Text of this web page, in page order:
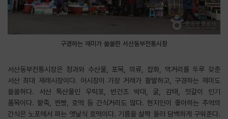
구경하는 재미가 쏠쏠한 서산동부전통시장
서산동부전통시장은 청과와 수산물, 포목, 의류, 잡화, 먹거리를 두루 갖춘
서산 최대 재래시장이다. 어시장이 가장 거래가 활발하고, 구경하는 재미도
쏠쏠하다. 서산 특산물인 우럭포, 반건조 박대, 굴, 감태, 젓갈이 인기
품목이다. 팥죽, 찐빵, 호떡 등 간식거리도 많다. 현지인이 좋아하는 추억의
간식은 노포에서 파는 옛날식 호떡이다. 기름을 살짝 둘러 담백하게 구워준다.